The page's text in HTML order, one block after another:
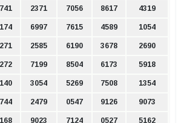
2371 7056 8617 4319
6997 7615 4589 1054
2585 6190 3678 2690
7199 8504 6173 5918
3054 5269 7508 1354
2479 0547 9126 9073
9023 7124 0527 5162